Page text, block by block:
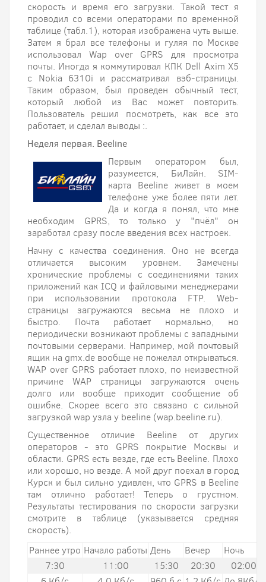
скорость и время его загрузки. Такой тест я
проводил со всеми операторами по временной
таблице (табл.1), которая изображена чуть выше.
Затем я брал все телефоны и гуляя по Москве
использовал Wap over GPRS для просмотра
почты. Иногда я коммутировал КПК Dell Axim X5
с Nokia 6310i и рассматривал вэб-страницы.
Таким образом, был проведен обычный тест,
который любой из Вас может повторить.
Пользователь решил посмотреть, как все это
работает, и сделал выводы :.
Неделя первая. Beeline
Первым оператором был,
разумеется, БиЛайн. SIM-
карта Beeline живет в моем
телефоне уже более пяти лет.
Да и когда я понял, что мне
необходим GPRS, то только у "пчёл" он
заработал сразу после введения всех настроек.
Начну с качества соединения. Оно не всегда
отличается высоким уровнем. Замечены
хронические проблемы с соединениями таких
приложений как ICQ и файловыми менеджерами
при использовании протокола FTP. Web-
страницы загружаются весьма не плохо и
быстро. Почта работает нормально, но
периодически возникают проблемы с западными
почтовыми серверами. Например, мой почтовый
ящик на gmx.de вообще не пожелал открываться.
WAP over GPRS работает плохо, по неизвестной
причине WAP страницы загружаются очень
долго или вообще приходит сообщение об
ошибке. Скорее всего это связано с сильной
загрузкой wap узла у beeline (wap.beeline.ru).
Существенное отличие Beeline от других
операторов - это GPRS покрытие Москвы и
области. GPRS есть везде, где есть Beeline. Плохо
или хорошо, но везде. А мой друг поехал в город
Курск и был сильно удивлен, что GPRS в Beeline
там отлично работает! Теперь о грустном.
Результаты тестирования по скорости загрузки
смотрите в таблице (указывается средняя
скорость).
Раннее утро Начало работы День Вечер
Ночь
7:30
11:00 15:30 20:30
02:00